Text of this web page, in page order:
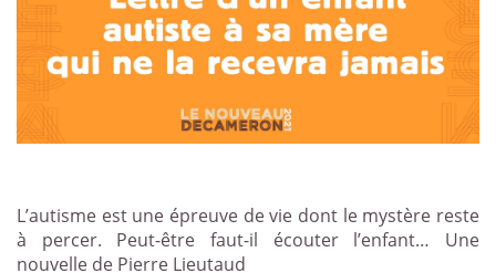
L’autisme est une épreuve de vie dont le mystère reste
à percer. Peut-être faut-il écouter l’enfant… Une
nouvelle de Pierre Lieutaud